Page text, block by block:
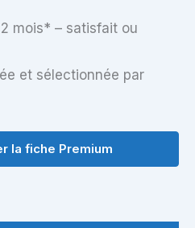
mois* – satisfait ou
et sélectionnée par
la fiche Premium